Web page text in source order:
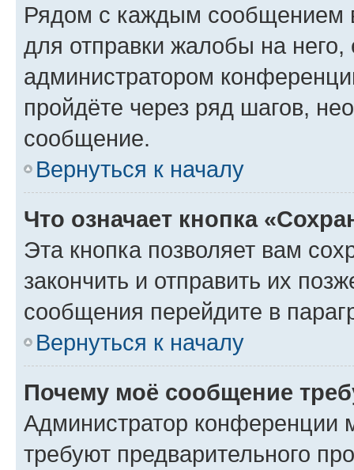
Рядом с каждым сообщением
для отправки жалобы на
администратором
пройдёте через ряд шагов,
сообщение.
Вернуться к началу
Что означает кнопка
Эта кнопка позволяет вам
закончить и отправить их
сообщения перейдите в
Вернуться к началу
Почему моё сообщение
Администратор конференции
требуют предварительного